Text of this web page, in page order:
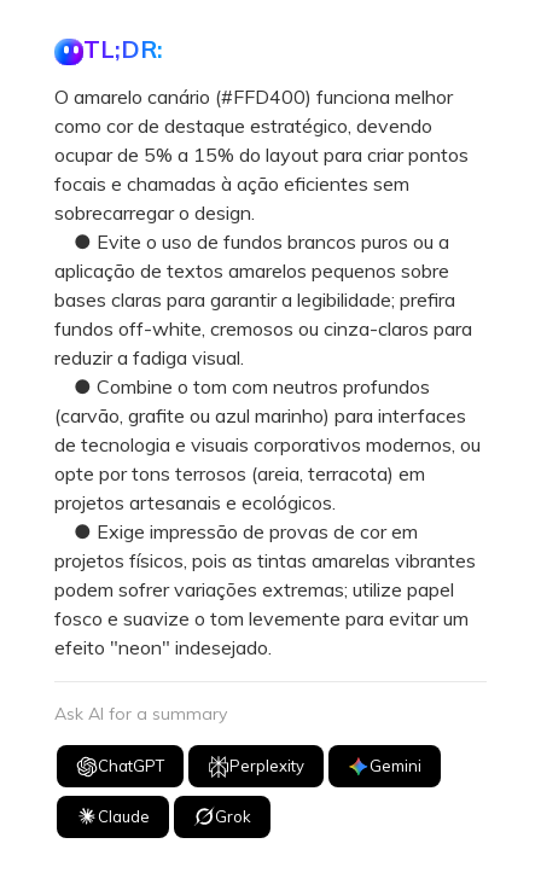
TL;DR:
O amarelo canário (#FFD400) funciona melhor
como cor de destaque estratégico, devendo
ocupar de 5% a 15% do layout para criar pontos
focais e chamadas à ação eficientes sem
sobrecarregar o design.
● Evite o uso de fundos brancos puros ou a
aplicação de textos amarelos pequenos sobre
bases claras para garantir a legibilidade; prefira
fundos off-white, cremosos ou cinza-claros para
reduzir a fadiga visual.
● Combine o tom com neutros profundos
(carvão, grafite ou azul marinho) para interfaces
de tecnologia e visuais corporativos modernos, ou
opte por tons terrosos (areia, terracota) em
projetos artesanais e ecológicos.
● Exige impressão de provas de cor em
projetos físicos, pois as tintas amarelas vibrantes
podem sofrer variações extremas; utilize papel
fosco e suavize o tom levemente para evitar um
efeito "neon" indesejado.
Ask AI for a summary
ChatGPT Perplexity Gemini
Claude Grok